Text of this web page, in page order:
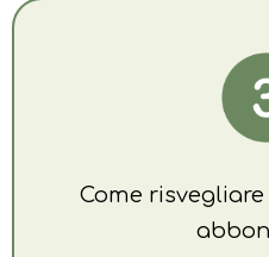
Come